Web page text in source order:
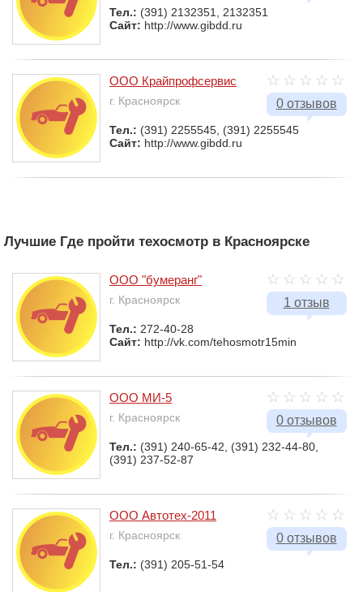
Тел.: (391) 2132351, 2132351
Сайт: http://www.gibdd.ru
0 отзывов
ООО Крайпрофсервис
г. Красноярск
Тел.: (391) 2255545, (391) 2255545
Сайт: http://www.gibdd.ru
Лучшие Где пройти техосмотр в Красноярске
1 отзыв
ООО "бумеранг"
г. Красноярск
Тел.: 272-40-28
Сайт: http://vk.com/tehosmotr15min
0 отзывов
ООО МИ-5
г. Красноярск
Тел.: (391) 240-65-42, (391) 232-44-80,
(391) 237-52-87
0 отзывов
ООО Автотех-2011
г. Красноярск
Тел.: (391) 205-51-54